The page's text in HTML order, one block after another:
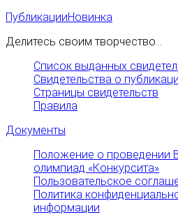
ПубликацииНовинка
Делитесь своим творчество...
Список выданных
Свидетельства о
Страницы свидетельств
Правила
Документы
Положение о проведении
олимпиад «Конкурсита»
Пользовательское
Политика
информации